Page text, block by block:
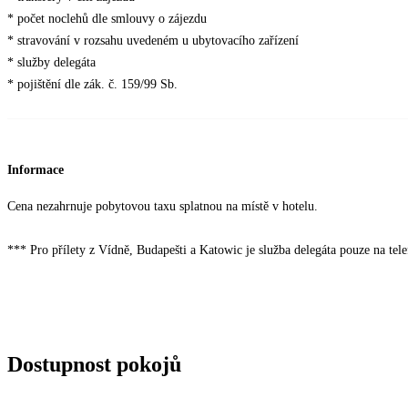
* počet noclehů dle smlouvy o zájezdu
* stravování v rozsahu uvedeném u ubytovacího zařízení
* služby delegáta
* pojištění dle zák. č. 159/99 Sb.
Informace
Cena nezahrnuje pobytovou taxu splatnou na místě v hotelu.
*** Pro přílety z Vídně, Budapešti a Katowic je služba delegáta pouze na
Dostupnost pokojů